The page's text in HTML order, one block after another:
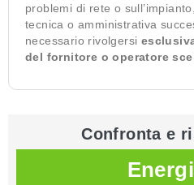
problemi di rete o
tecnica o amministrativa
necessario rivolgersi
del fornitore o operatore
Confronta e